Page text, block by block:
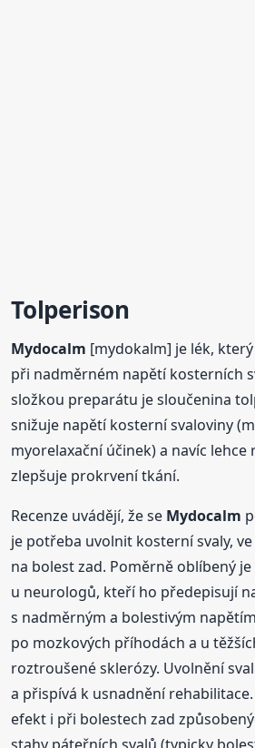
Tolperison
Mydocalm [mydokalm] je lék,
při nadměrném napětí kosterních
složkou preparátu je sloučenina
snižuje napětí kosterní svaloviny
myorelaxační účinek) a navíc lehce
zlepšuje prokrvení tkání.
Recenze uvádějí, že se Mydocalm
je potřeba uvolnit kosterní svaly,
na bolest zad. Poměrně oblíbený
u neurologů, kteří ho předepisují
s nadměrným a bolestivým
po mozkových příhodách a u
roztroušené sklerózy. Uvolnění
a přispívá k usnadnění rehabilitace.
efekt i při bolestech zad